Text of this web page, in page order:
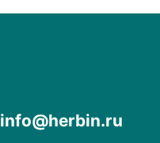
info@herbin.ru